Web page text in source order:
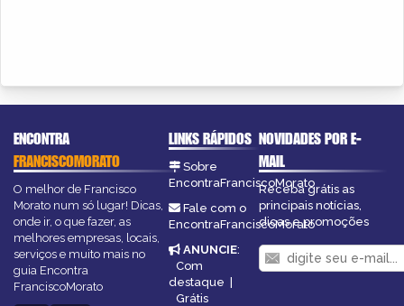
ENCONTRA
FRANCISCOMORATO
O melhor de Francisco
Morato num só lugar! Dicas,
onde ir, o que fazer, as
melhores empresas, locais,
serviços e muito mais no
guia Encontra
FranciscoMorato
LINKS RÁPIDOS
Sobre
EncontraFranciscoMorato
Fale com o
EncontraFranciscoMorato
ANUNCIE:
Com
destaque |
Grátis
NOVIDADES POR E-
MAIL
Receba grátis as
principais notícias,
dicas e promoções